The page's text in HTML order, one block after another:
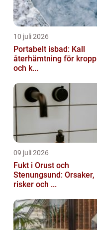
10 juli 2026
Portabelt isbad: Kall
återhämtning för kropp
och k...
09 juli 2026
Fukt i Orust och
Stenungsund: Orsaker,
risker och ...